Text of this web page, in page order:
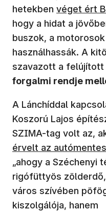
hetekben (új
véget ért
hogy a hidat a
buszok, a
használhassák. A
szavazott a felújított
forgalmi rendje
A Lánchíddal
Koszorú Lajos
SZIMA-tag volt az,
érvelt az
„ahogy a Széchenyi
rigófüttyös
város szívében
kiszolgálója, hanem